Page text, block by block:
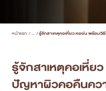
Program Filler & Lifting
Program Acne Scar
Program Skin Quality
หน้าแรก /... /รู้จักสาเหตุคอเหี่ยว คอย่น พร้อม
รู้จักสาเหตุคอเหี่
ปัญหาผิวคอคืนคว